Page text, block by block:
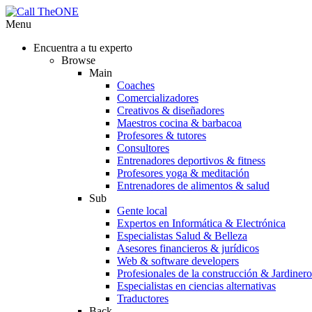
Menu
Encuentra a tu experto
Browse
Main
Coaches
Comercializadores
Creativos & diseñadores
Maestros cocina & barbacoa
Profesores & tutores
Consultores
Entrenadores deportivos & fitness
Profesores yoga & meditación
Entrenadores de alimentos & salud
Sub
Gente local
Expertos en Informática & Electrónica
Especialistas Salud & Belleza
Asesores financieros & jurídicos
Web & software developers
Profesionales de la construcción &
Especialistas en ciencias alternativas
Traductores